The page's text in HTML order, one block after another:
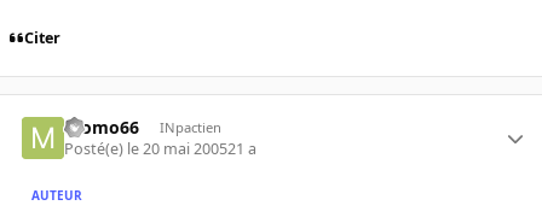
Citer
momo66 INpactien
Posté(e) le 20 mai 200521 a
AUTEUR